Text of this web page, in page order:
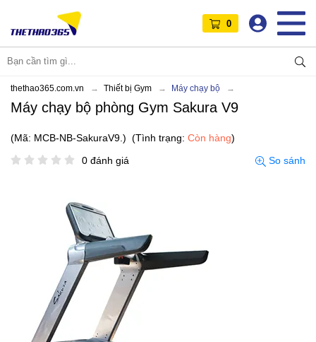
0
thethao365.com.vn Thiết bị Gym Máy chạy bộ
Máy chạy bộ phòng Gym Sakura V9
(Mã: MCB-NB-SakuraV9.) (Tình trạng: Còn hàng)
0 đánh giá
So sánh